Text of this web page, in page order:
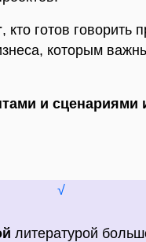
, кто готов говорить
которым
и сценариями
√
литературой